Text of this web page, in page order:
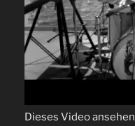
Dieses Video ansehen